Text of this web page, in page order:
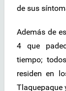
de sus
Además de
4 que
tiempo;
residen en
Tlaquepaque